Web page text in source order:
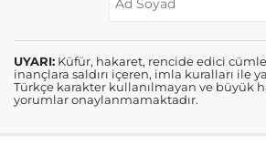
UYARI: Küfür, hakaret, rencide edici
inançlara saldırı içeren, imla kuralları ile
Türkçe karakter kullanılmayan ve büyük
yorumlar onaylanmamaktadır.